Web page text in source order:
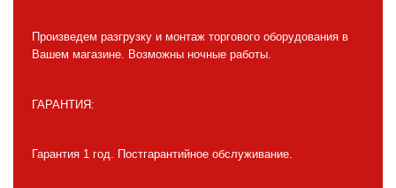
Произведем разгрузку и монтаж торгового оборудования в
Вашем магазине. Возможны ночные работы.
ГАРАНТИЯ:
Гарантия 1 год. Постгарантийное обслуживание.